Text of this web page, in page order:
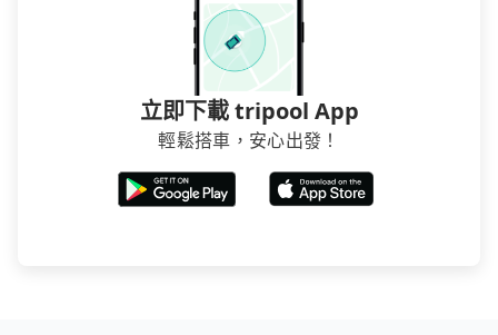
立即下載 tripool App
輕鬆搭車，安心出發！